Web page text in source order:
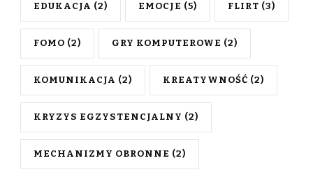
EDUKACJA (2) EMOCJE (5) FLIRT (3)
FOMO (2) GRY KOMPUTEROWE (2)
KOMUNIKACJA (2) KREATYWNOŚĆ (2)
KRYZYS EGZYSTENCJALNY (2)
MECHANIZMY OBRONNE (2)